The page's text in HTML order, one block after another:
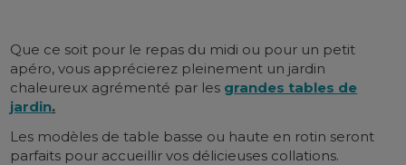
Que ce soit pour le repas du midi ou pour un petit
apéro, vous apprécierez pleinement un jardin
chaleureux agrémenté par les grandes tables de
jardin.
Les modèles de table basse ou haute en rotin seront
parfaits pour accueillir vos délicieuses collations.